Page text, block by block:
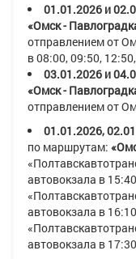
01.01.2026 и
«Омск -
отправлением от
в08:00,09:50, 12:50,
03.01.2026 и
«Омск -
отправлением от
01.01.2026,
по маршрутам:
автовокзала в 15:40
автовокзала в 16:10
автовокзала в 17:30